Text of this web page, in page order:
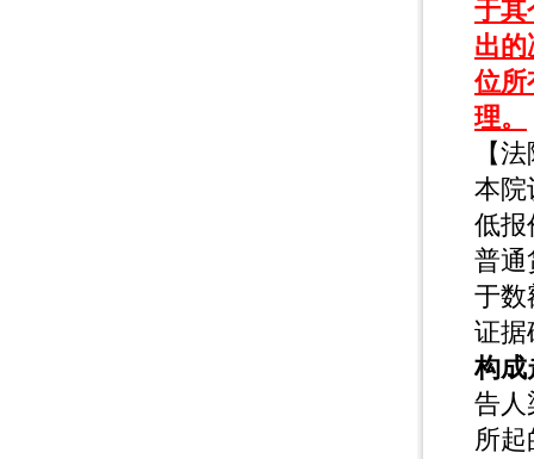
于其
出
位所
理。
【
本院
低报
普通
于数
证据
构成
告人
所